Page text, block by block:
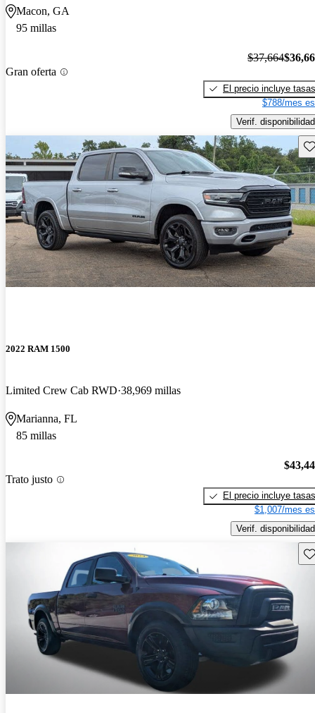
Macon, GA
95 millas
Gran oferta
$37,664
El precio incluye tasas
$788/mes
Verif. disponibilidad
2022 RAM 1500
Limited Crew Cab RWD 38,969 millas
Marianna, FL
85 millas
Trato justo
El precio incluye tasas
$1,007/mes
Verif. disponibilidad